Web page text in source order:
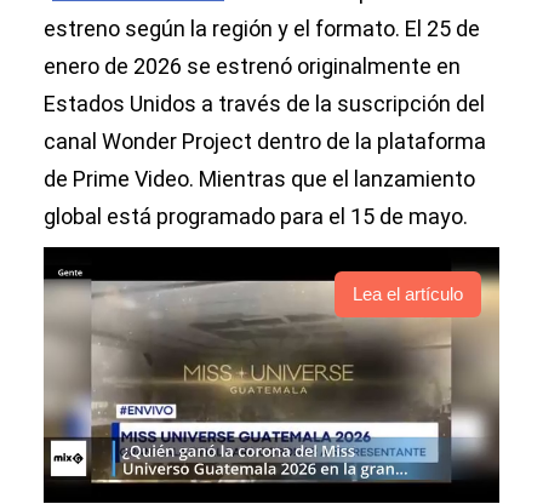
estreno según la región y el formato. El 25 de
enero de 2026 se estrenó originalmente en
Estados Unidos a través de la suscripción del
canal Wonder Project dentro de la plataforma
de Prime Video. Mientras que el lanzamiento
global está programado para el 15 de mayo.
Lea el artículo